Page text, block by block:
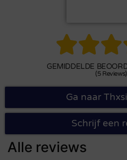

GEMIDDELDE
(5 Reviews)
Ga naar
Schrijf een
Alle reviews